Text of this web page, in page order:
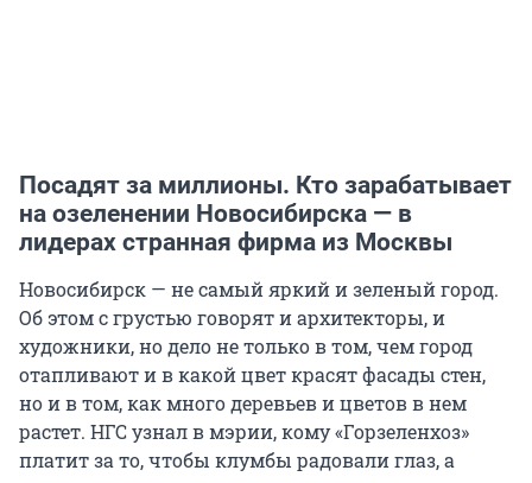
Посадят за миллионы. Кто зарабатывает
на озеленении Новосибирска — в
лидерах странная фирма из Москвы
Новосибирск — не самый яркий и зеленый город.
Об этом с грустью говорят и архитекторы, и
художники, но дело не только в том, чем город
отапливают и в какой цвет красят фасады стен,
но и в том, как много деревьев и цветов в нем
растет. НГС узнал в мэрии, кому «Горзеленхоз»
платит за то, чтобы клумбы радовали глаз, а